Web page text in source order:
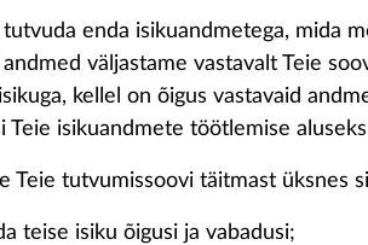
enda isikuandmetega, mida
andmed väljastame vastavalt Teie
kellel on õigus vastavaid
Teie isikuandmete töötlemise
Teie tutvumissoovi täitmast üksnes
teise isiku õigusi ja vabadusi;